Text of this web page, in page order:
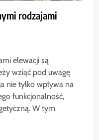
rodzajami
elewacji są
wziąć pod uwagę
nie tylko wpływa na
funkcjonalność,
W tym